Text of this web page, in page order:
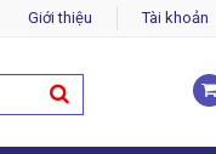
Giới thiệu Tài khoản